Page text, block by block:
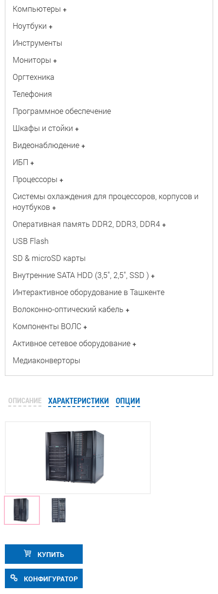
Компьютеры +
Ноутбуки +
Инструменты
Мониторы +
Оргтехника
Телефония
Программное обеспечение
Шкафы и стойки +
Видеонаблюдение +
ИБП +
Процессоры +
Системы охлаждения для процессоров, корпусов и
ноутбуков +
Оперативная память DDR2, DDR3, DDR4 +
USB Flash
SD & microSD карты
Внутренние SATA HDD (3,5", 2,5", SSD ) +
Интерактивное оборудование в Ташкенте
Волоконно-оптический кабель +
Компоненты ВОЛС +
Активное сетевое оборудование +
Медиаконверторы
ОПИСАНИЕ ХАРАКТЕРИСТИКИ ОПЦИИ
КУПИТЬ
КОНФИГУРАТОР